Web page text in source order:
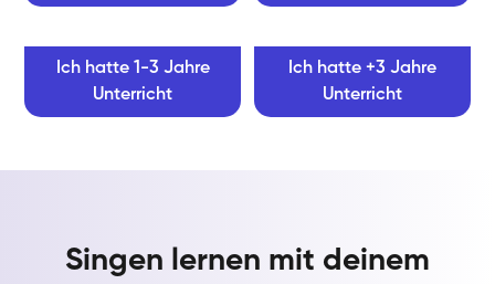
Ich hatte 1-3 Jahre
Unterricht
Ich hatte +3 Jahre
Unterricht
Singen lernen mit deinem